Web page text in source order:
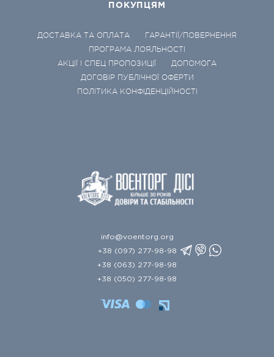
ПОКУПЦЯМ
ДОСТАВКА ТА ОПЛАТА
ГАРАНТІЇ/ПОВЕРНЕННЯ
ПРОГРАМА ЛОЯЛЬНОСТІ
АКЦІЇ І СПЕЦ ПРОПОЗИЦІЇ
ДОПОМОГА
ДОГОВІР ПУБЛІЧНОЇ ОФЕРТИ
ПОЛІТИКА КОНФІДЕНЦІЙНОСТІ
info@voentorg.org
+38 (097) 277-98-98
+38 (063) 277-98-98
+38 (050) 277-98-98